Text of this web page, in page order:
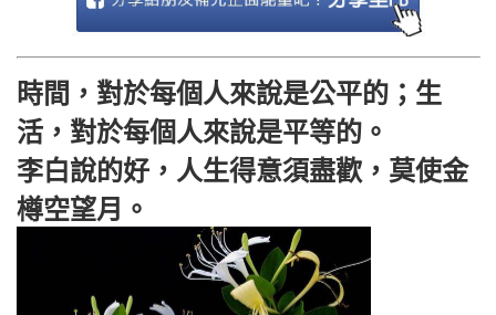
時間，對於每個人來說是公平的；生
活，對於每個人來說是平等的。
李白說的好，人生得意須盡歡，莫使金
樽空望月。